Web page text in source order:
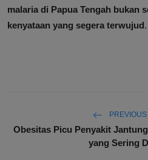
malaria di Papua Tengah bukan
kenyataan yang segera terwujud.
Obesitas Picu Penyakit
yang Sering